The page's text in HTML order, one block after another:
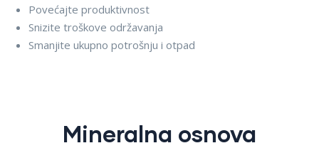
Povećajte produktivnost
Snizite troškove održavanja
Smanjite ukupno potrošnju i otpad
Mineralna osnova